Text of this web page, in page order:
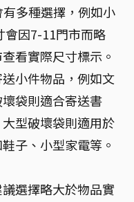
多種選擇，例如小
會因7-11門市而略
看實際尺寸標示。
小件物品，例如文
袋則適合寄送書
型破壞袋則適用於
子、小型家電等。
選擇略大於物品實